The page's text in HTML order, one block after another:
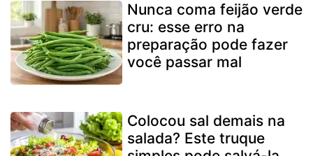
Nunca coma feijão verde
cru: esse erro na
preparação pode fazer
você passar mal
Colocou sal demais na
salada? Este truque